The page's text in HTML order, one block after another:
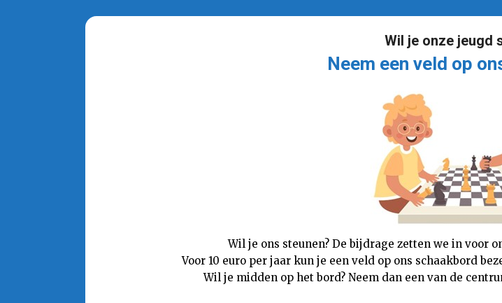
Wil je onze jeugd
Neem een veld op
Wil je ons steunen? De bijdrage zetten we in voor
Voor 10 euro per jaar kun je een veld op ons schaakbord
Wil je midden op het bord? Neem dan een van de